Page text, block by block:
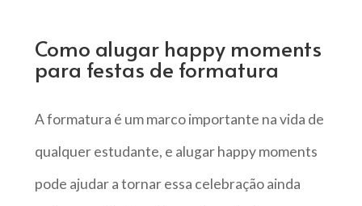
Como alugar happy moments
para festas de formatura
A formatura é um marco importante na vida de
qualquer estudante, e alugar happy moments
pode ajudar a tornar essa celebração ainda